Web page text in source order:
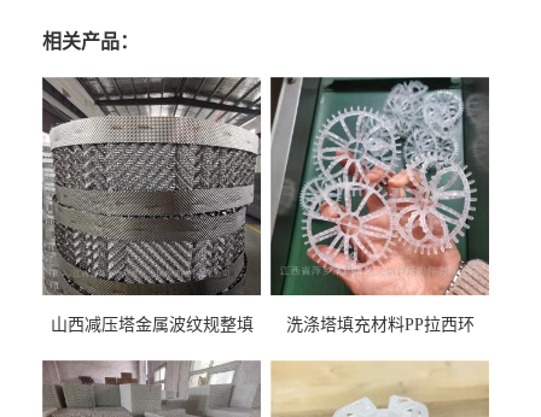
相关产品：
山西减压塔金属波纹规整填
料
洗涤塔填充材料PP拉西环